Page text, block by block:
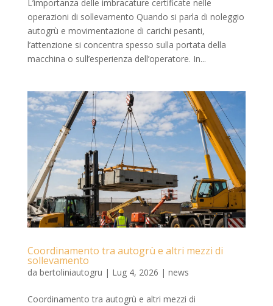
L’importanza delle imbracature certificate nelle
operazioni di sollevamento Quando si parla di noleggio
autogrù e movimentazione di carichi pesanti,
l’attenzione si concentra spesso sulla portata della
macchina o sull’esperienza dell’operatore. In...
Coordinamento tra autogrù e altri mezzi di
sollevamento
da bertoliniautogru | Lug 4, 2026 | news
Coordinamento tra autogrù e altri mezzi di